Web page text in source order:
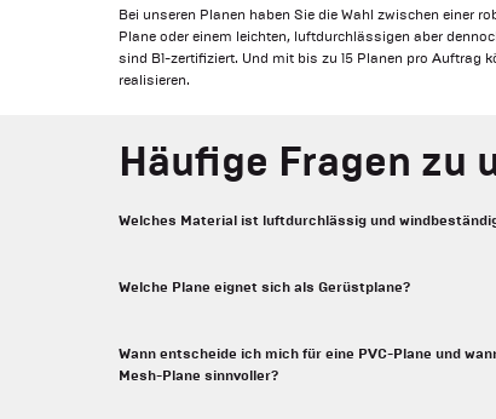
Bei unseren Planen haben Sie die Wahl zwischen einer
Plane oder einem leichten, luftdurchlässigen aber
sind B1-zertifiziert. Und mit bis zu 15 Planen pro Auftrag
realisieren.
Häufige Fragen zu
Welches Material ist luftdurchlässig und
Welche Plane eignet sich als Gerüstplane?
Wann entscheide ich mich für eine PVC-Plane und
Mesh-Plane sinnvoller?